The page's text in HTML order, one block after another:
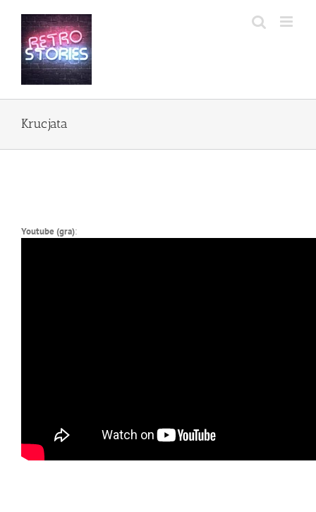
zawartości
Krucjata
Youtube (gra):